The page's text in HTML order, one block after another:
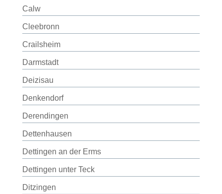
Calw
Cleebronn
Crailsheim
Darmstadt
Deizisau
Denkendorf
Derendingen
Dettenhausen
Dettingen an der Erms
Dettingen unter Teck
Ditzingen